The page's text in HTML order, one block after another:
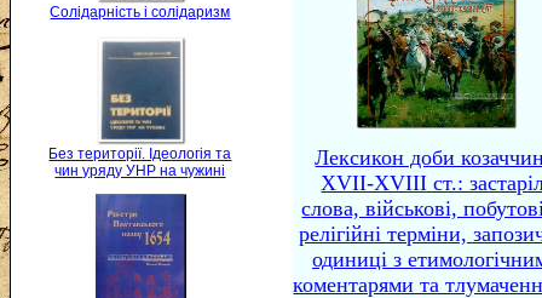
Солідарність і солідаризм
Без території. Ідеологія та
чин уряду УНР на чужині
Лексикон доби
XVII-XVIII ст.:
слова, військові,
релігійні терміни,
одиниці з
коментарями та